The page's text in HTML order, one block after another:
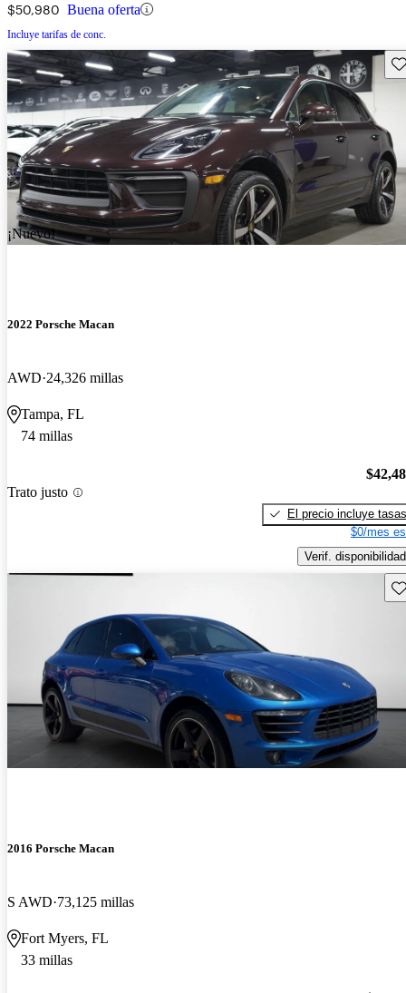
$50,980 Buena oferta
Incluye tarifas de conc.
¡Nuevo!
2022 Porsche Macan
AWD 24,326 millas
Tampa, FL
74 millas
Trato justo
El precio incluye tasas
$0/mes
Verif. disponibilidad
2016 Porsche Macan
S AWD 73,125 millas
Fort Myers, FL
33 millas